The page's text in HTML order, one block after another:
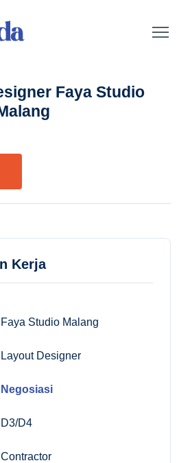
Faya Studio
Kerja
Faya Studio Malang
Layout Designer
Negosiasi
D3/D4
Contractor